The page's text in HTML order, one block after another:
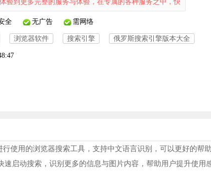
的服务与体验，在专属的各种服务之中，快速启动搜索，识别
全 无广告 需网络
浏览器软件 搜索引擎 俄罗斯搜索引擎版本大全
使用的浏览器搜索工具，支持中文语言识别，可以更好的帮
启动搜索，识别更多的信息与图片内容，帮助用户提升使用